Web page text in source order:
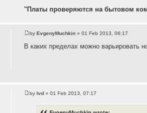
"Платы проверяются на бытовом
byEvgenyMuchkin » 01 Feb 2013, 06:17
В каких пределах можно варьировать
bylvd » 01 Feb 2013, 07:17